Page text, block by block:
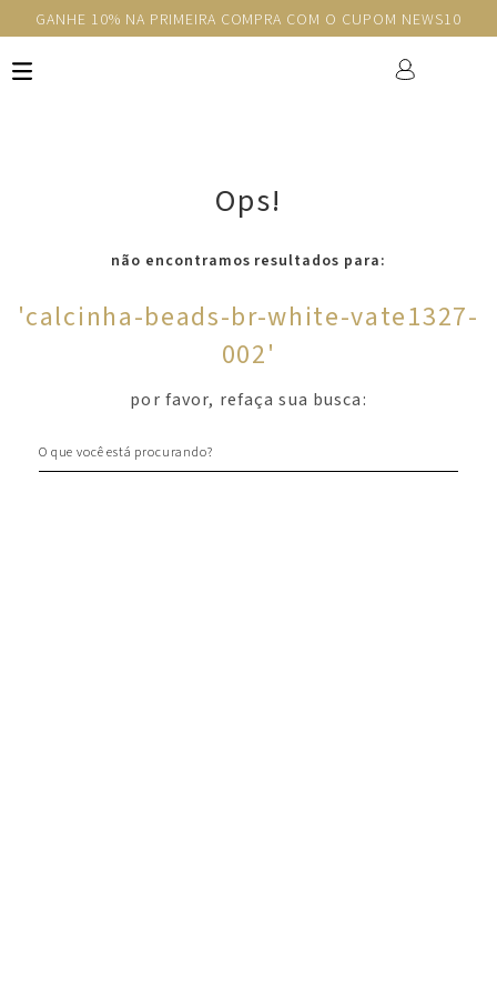
GANHE 10% NA PRIMEIRA COMPRA COM O CUPOM NEWS10
Ops!
não encontramos resultados para:
'calcinha-beads-br-white-vate1327-
002'
por favor, refaça sua busca: